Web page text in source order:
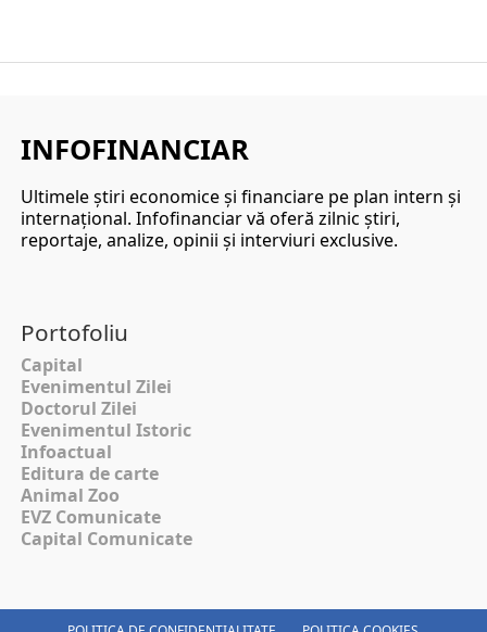
INFOFINANCIAR
Ultimele ştiri economice şi financiare pe plan intern şi
internaţional. Infofinanciar vă oferă zilnic ştiri,
reportaje, analize, opinii şi interviuri exclusive.
Portofoliu
Capital
Evenimentul Zilei
Doctorul Zilei
Evenimentul Istoric
Infoactual
Editura de carte
Animal Zoo
EVZ Comunicate
Capital Comunicate